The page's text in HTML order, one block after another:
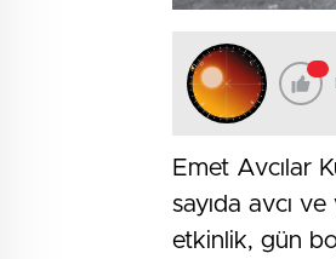
Emet Avcılar
sayıda avcı
etkinlik, gün